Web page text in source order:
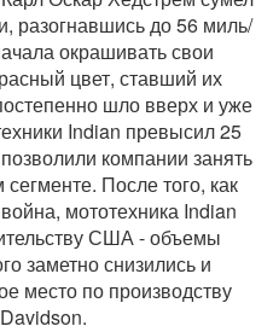
разогнавшись до 56 миль/
окрашивать свои
цвет, ставший их
шло вверх и уже
Indian превысил 25
компании занять
После того, как
мототехника Indian
США - объемы
заметно снизились и
место по производству